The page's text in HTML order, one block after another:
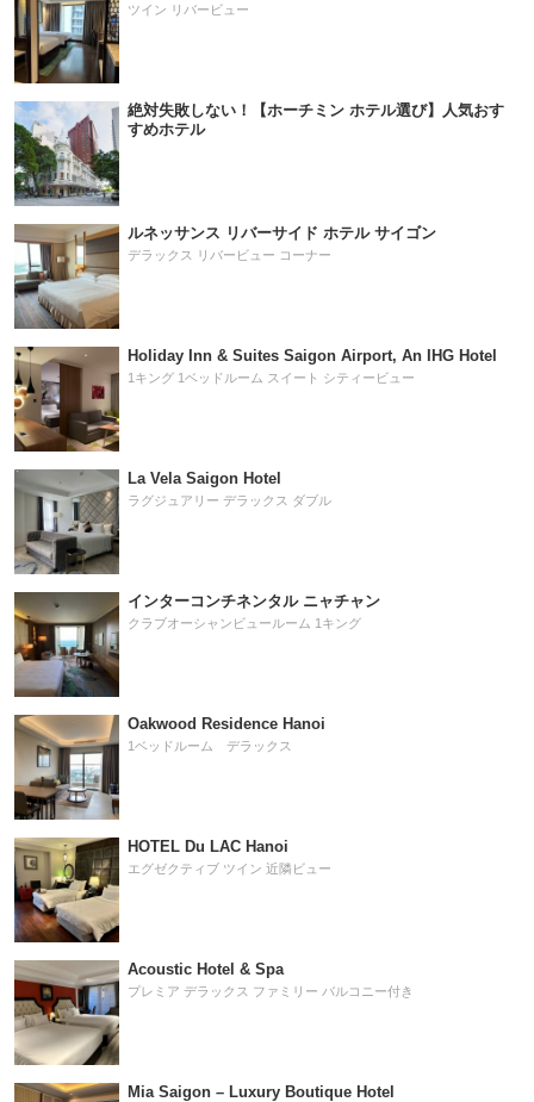
ツイン リバービュー
絶対失敗しない！【ホーチミン ホテル選び】人気おす
すめホテル
ルネッサンス リバーサイド ホテル サイゴン
デラックス リバービュー コーナー
Holiday Inn & Suites Saigon Airport, An IHG Hotel
1キング 1ベッドルーム スイート シティービュー
La Vela Saigon Hotel
ラグジュアリー デラックス ダブル
インターコンチネンタル ニャチャン
クラブオーシャンビュールーム 1キング
Oakwood Residence Hanoi
1ベッドルーム デラックス
HOTEL Du LAC Hanoi
エグゼクティブ ツイン 近隣ビュー
Acoustic Hotel & Spa
プレミア デラックス ファミリー バルコニー付き
Mia Saigon – Luxury Boutique Hotel